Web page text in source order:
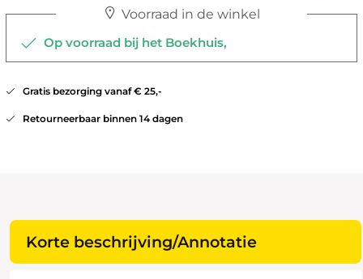
Voorraad in de winkel
Op voorraad bij het Boekhuis,
Gratis bezorging vanaf € 25,-
Retourneerbaar binnen 14 dagen
Korte beschrijving/Annotatie